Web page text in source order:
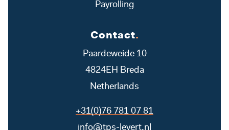
Payrolling
Contact.
Paardeweide 10
4824EH Breda
Netherlands
+31(0)76 781 07 81
info@tps-levert.nl